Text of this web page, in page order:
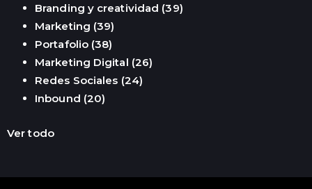
Branding y creatividad (39)
Marketing (39)
Portafolio (38)
Marketing Digital (26)
Redes Sociales (24)
Inbound (20)
Ver todo